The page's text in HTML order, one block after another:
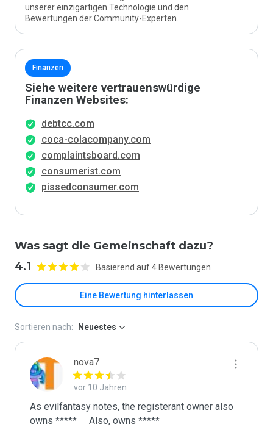
unserer einzigartigen Technologie und den
Bewertungen der Community-Experten.
Finanzen
Siehe weitere vertrauenswürdige
Finanzen Websites:
debtcc.com
coca-colacompany.com
complaintsboard.com
consumerist.com
pissedconsumer.com
Was sagt die Gemeinschaft dazu?
4.1 Basierend auf 4 Bewertungen
Eine Bewertung hinterlassen
Sortieren nach: Neuestes
nova7
vor 10 Jahren
As evilfantasy notes, the registerant owner also
owns *****     Also, owns *****